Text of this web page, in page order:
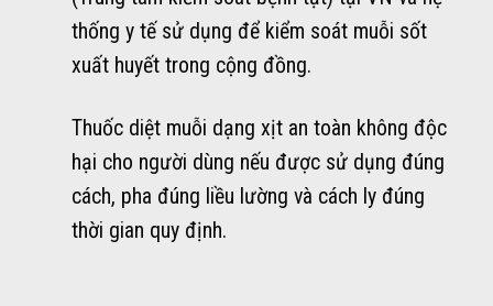
thống y tế sử dụng để kiểm soát muỗi sốt
xuất huyết trong cộng đồng.
Thuốc diệt muỗi dạng xịt an toàn không độc
hại cho người dùng nếu được sử dụng đúng
cách, pha đúng liều lường và cách ly đúng
thời gian quy định.